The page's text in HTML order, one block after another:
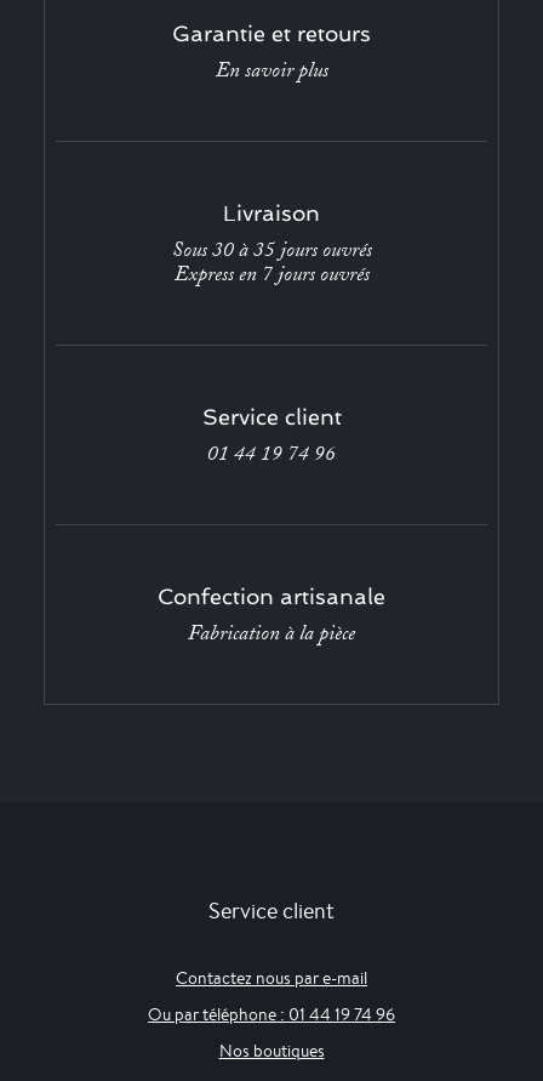
Garantie et retours
En savoir plus
Livraison
Sous 30 à 35 jours ouvrés
Express en 7 jours ouvrés
Service client
01 44 19 74 96
Confection artisanale
Fabrication à la pièce
Service client
Contactez nous par e-mail
Ou par téléphone : 01 44 19 74 96
Nos boutiques